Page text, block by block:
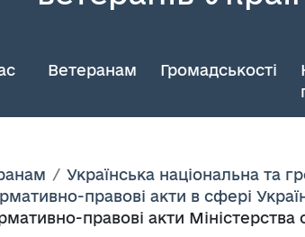
Ветеранам Громадськості
Українська національна та
правові акти в сфері
правові акти Міністерства